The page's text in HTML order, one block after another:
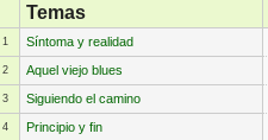
Temas
1
Síntoma y realidad
2 Aquel viejo blues
3 Siguiendo el camino
4 Principio y fin